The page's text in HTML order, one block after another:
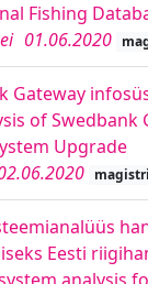
Fishing
01.06.2020
Gateway
of Swedbank
Upgrade
Eesti